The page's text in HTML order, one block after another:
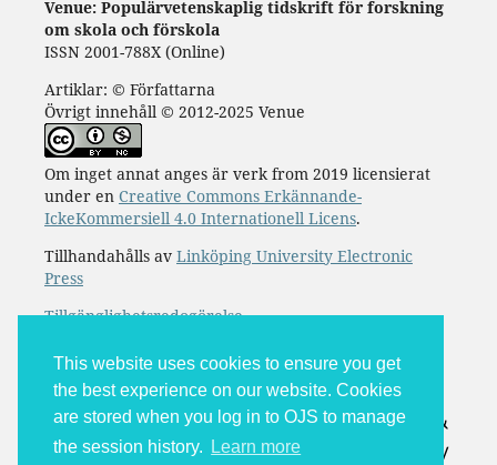
This website uses cookies to ensure you get
the best experience on our website. Cookies
are stored when you log in to OJS to manage
the session history.
Learn more
Venue: Populärvetenskaplig tidskrift för forskning
om skola och förskola
ISSN 2001-788X (Online)
Artiklar: © Författarna
Övrigt innehåll © 2012-2025 Venue
Om inget annat anges är verk from 2019 licensierat
under en Creative Commons Erkännande-
IckeKommersiell 4.0 Internationell Licens.
Tillhandahålls av Linköping University Electronic
Press
Tillgänglighetsredogörelse